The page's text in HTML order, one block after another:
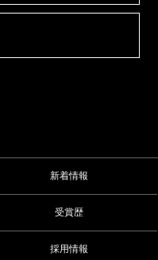
新着情報
受賞歴
採用情報